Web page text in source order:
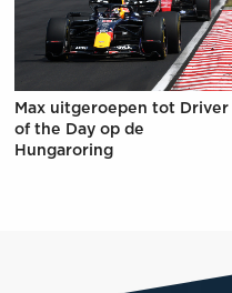
Max uitgeroepen tot Driver
of the Day op de
Hungaroring